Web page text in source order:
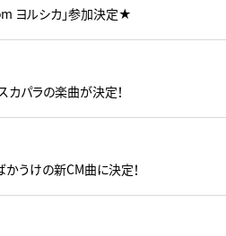
ヨルシカ」参加決定★
カパラの楽曲が決定！
うけの新CM曲に決定！